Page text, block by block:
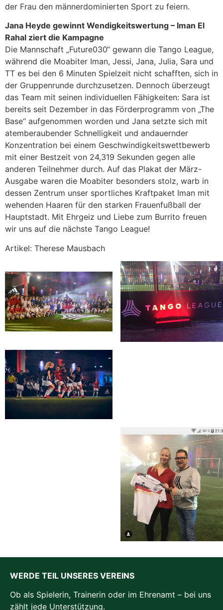
der Frau den männerdominierten Sport zu feiern.
Jana Heyde gewinnt Wendigkeitswertung – Iman El
Rahal ziert die Kampagne
Die Mannschaft „Future030“ gewann die Tango League,
während die Moabiter Iman, Jessi, Jana, Julia, Sara und
TT es bei den 6 Minuten Spielzeit nicht schafften, sich in
der Gruppenrunde durchzusetzen. Dennoch überzeugt
das Team mit seinen individuellen Fähigkeiten: Sara ist
bereits seit Dezember in das Förderprogramm von „The
Base“ aufgenommen worden und Jana setzte sich mit
atemberaubender Schnelligkeit und andauernder
Konzentration bei einem Geschwindigkeitswettbewerb
mit einer Bestzeit von 24,319 Sekunden gegen alle
anderen Teilnehmer durch. Auf das Plakat der März-
Ausgabe waren die Moabiter besonders stolz, warb in
dessen Zentrum unser sportliches Kraftpaket Iman mit
wehenden Haaren für den starken Frauenfußball der
Hauptstadt. Mit Ehrgeiz und Liebe zum Burrito freuen
wir uns auf die nächste Tango League!
Artikel: Therese Mausbach
WERDE TEIL UNSERES VEREINS
Ob als Spielerin, Trainerin oder im Ehrenamt – bei uns
zählt jede Unterstützung.